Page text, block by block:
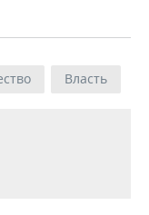
Власть